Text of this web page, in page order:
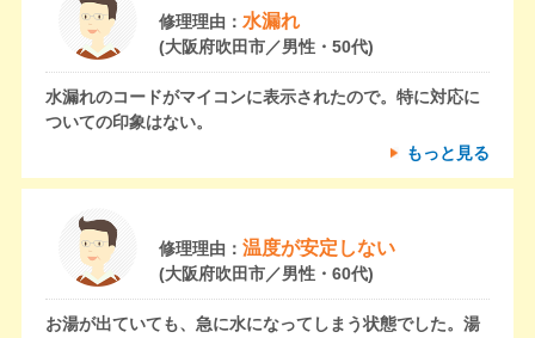
修理理由： 水漏れ
(大阪府吹田市／男性・50代)
水漏れのコードがマイコンに表示されたので。特に対応に
ついての印象はない。
もっと見る
修理理由： 温度が安定しない
(大阪府吹田市／男性・60代)
お湯が出ていても、急に水になってしまう状態でした。湯